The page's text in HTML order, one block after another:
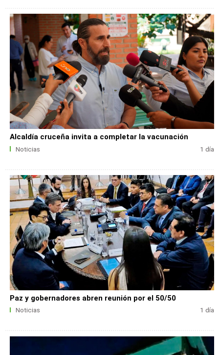
Alcaldía cruceña invita a completar la vacunación
Noticias 1 día
Paz y gobernadores abren reunión por el 50/50
Noticias 1 día